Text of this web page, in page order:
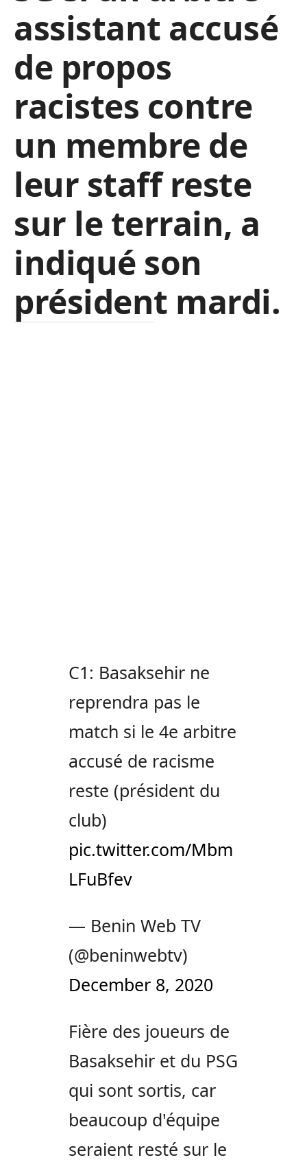
assistant accusé
de propos
racistes contre
un membre de
leur staff reste
sur le terrain, a
indiqué son
président mardi.
C1: Basaksehir ne
reprendra pas le
match si le 4e arbitre
accusé de racisme
reste (président du
club)
pic.twitter.com/Mbm
LFuBfev
— Benin Web TV
(@beninwebtv)
December 8, 2020
Fière des joueurs de
Basaksehir et du PSG
qui sont sortis, car
beaucoup d'équipe
seraient resté sur le